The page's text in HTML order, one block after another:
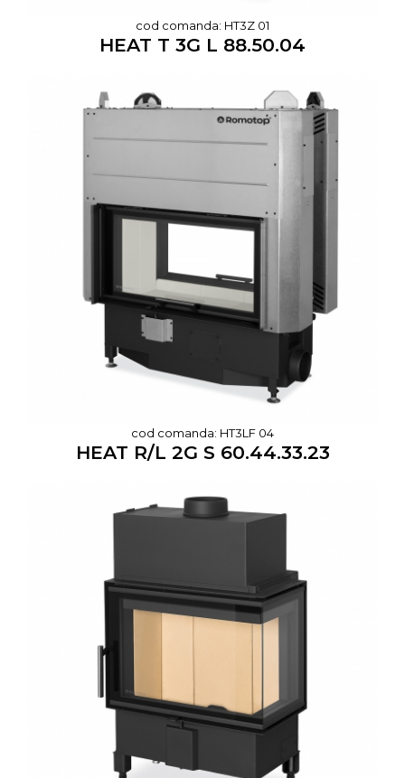
cod comanda: HT3Z 01
HEAT T 3G L 88.50.04
cod comanda: HT3LF 04
HEAT R/L 2G S 60.44.33.23